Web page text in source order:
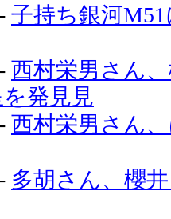
子持ち銀河M51
西村栄男さん
発見見
西村栄男さん
多胡さん、櫻